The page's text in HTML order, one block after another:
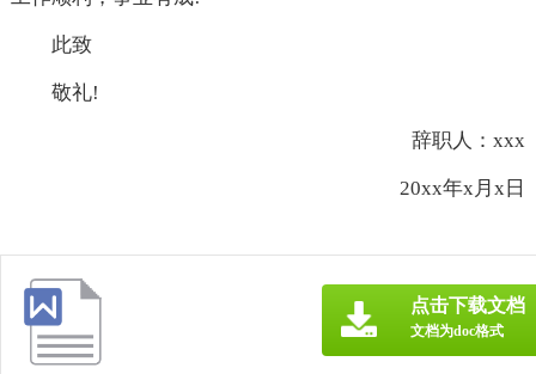
此致
敬礼!
辞职人：xxx
20xx年x月x日
点击下载文档
文档为doc格式